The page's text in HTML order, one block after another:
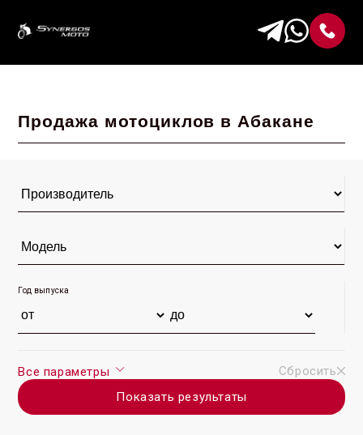
Продажа мотоциклов в Абакане
Год выпуска
Все параметры
Сбросить
Показать результаты